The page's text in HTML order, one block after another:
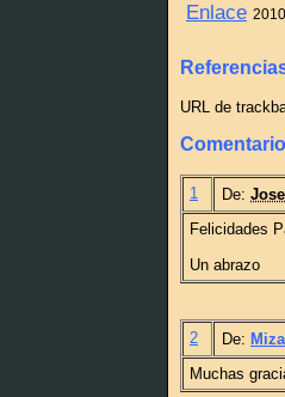
Enlace
URL de
1 De:
Felicidades
Un abrazo
2 De:
Muchas